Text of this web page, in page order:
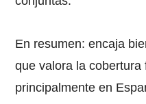
En resumen: encaja
que valora la
principalmente en